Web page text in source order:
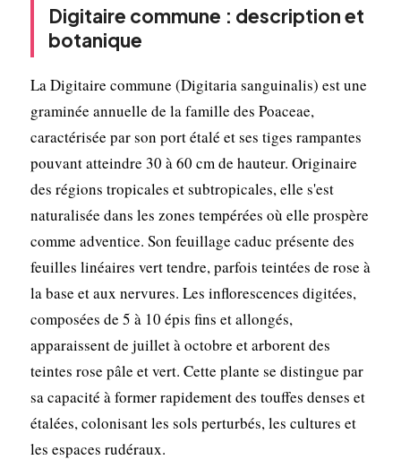
Digitaire commune : description et
botanique
La Digitaire commune (Digitaria sanguinalis) est une
graminée annuelle de la famille des Poaceae,
caractérisée par son port étalé et ses tiges rampantes
pouvant atteindre 30 à 60 cm de hauteur. Originaire
des régions tropicales et subtropicales, elle s'est
naturalisée dans les zones tempérées où elle prospère
comme adventice. Son feuillage caduc présente des
feuilles linéaires vert tendre, parfois teintées de rose à
la base et aux nervures. Les inflorescences digitées,
composées de 5 à 10 épis fins et allongés,
apparaissent de juillet à octobre et arborent des
teintes rose pâle et vert. Cette plante se distingue par
sa capacité à former rapidement des touffes denses et
étalées, colonisant les sols perturbés, les cultures et
les espaces rudéraux.